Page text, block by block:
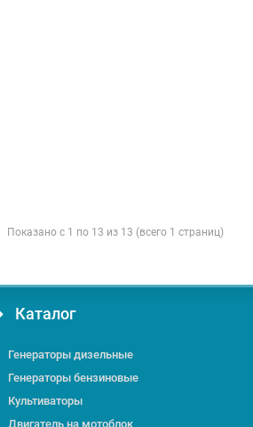
Показано с 1 по 13 из 13 (всего 1 страниц)
Каталог
Генераторы дизельные
Генераторы бензиновые
Культиваторы
Двигатель на мотоблок